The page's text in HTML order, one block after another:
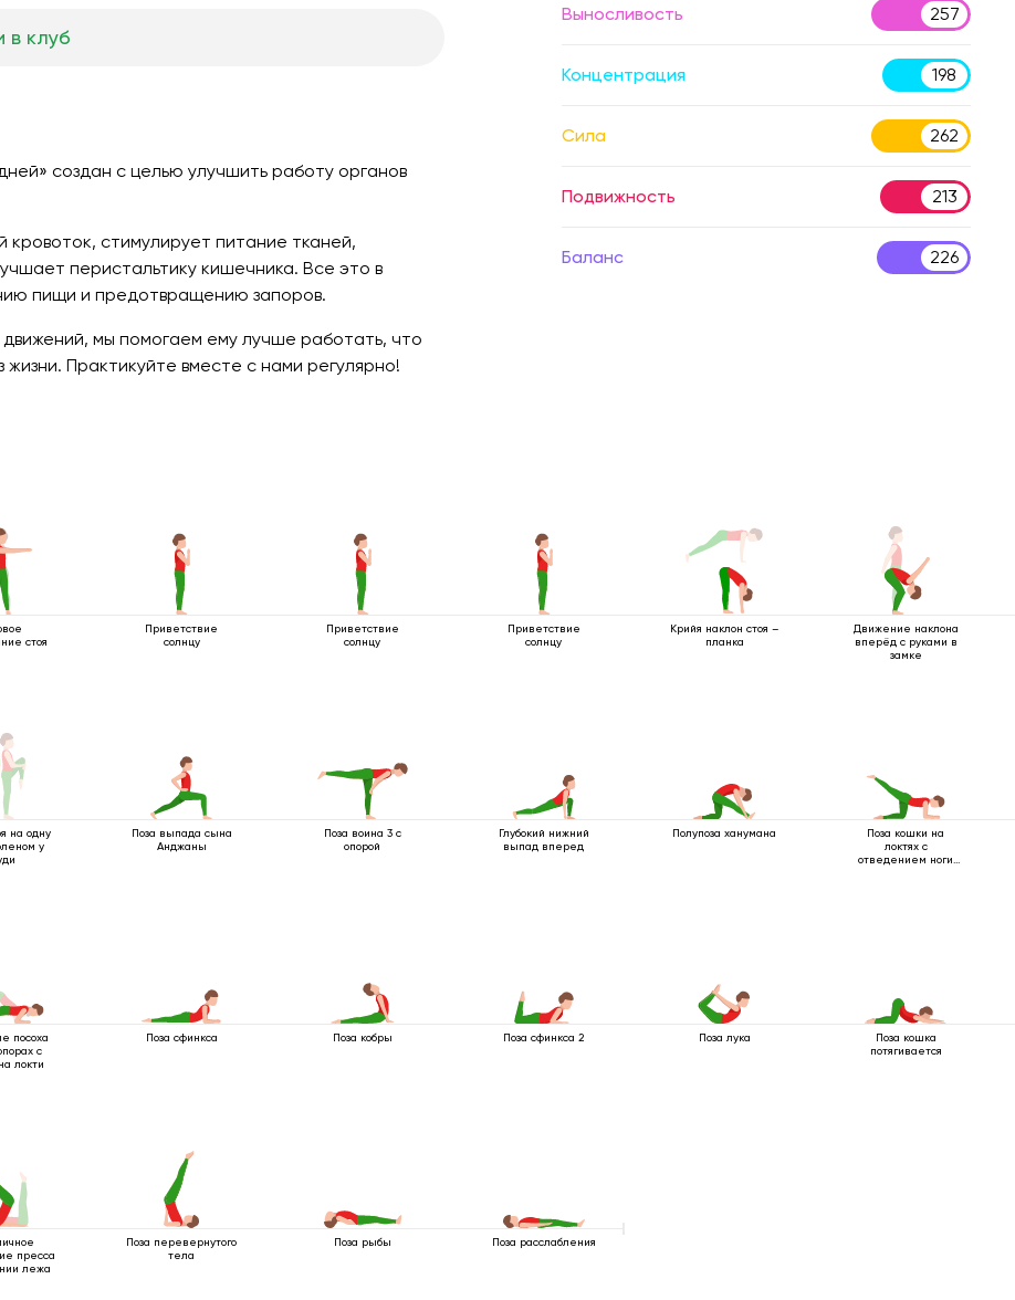
в клуб
создан с целью улучшить работу органов
стимулирует питание тканей,
перистальтику кишечника. Все это в
пищи и предотвращению запоров.
мы помогаем ему лучше работать, что
Практикуйте вместе с нами регулярно!
Выносливость 257
Концентрация 198
Сила 262
Подвижность 213
Баланс 226
стоя
Приветствие
солнцу
Приветствие
солнцу
Приветствие
солнцу
Крийя наклон стоя –
планка
Движение наклона
вперёд с руками в
замке
на одну
у
Поза выпада сына
Анджаны
Поза воина 3 с
опорой
Глубокий нижний
выпад вперед
Полупоза ханумана
Поза кошки на
локтях с
отведением ноги
посоха
с
локти
Поза сфинкса Поза кобры Поза сфинкса 2 Поза лука
Поза кошка
потягивается
пресса
лежа
Поза перевернутого
тела
Поза рыбы Поза расслабления